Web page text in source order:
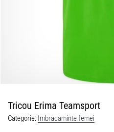
Tricou Erima Teamsport
Categorie: Imbracaminte femei